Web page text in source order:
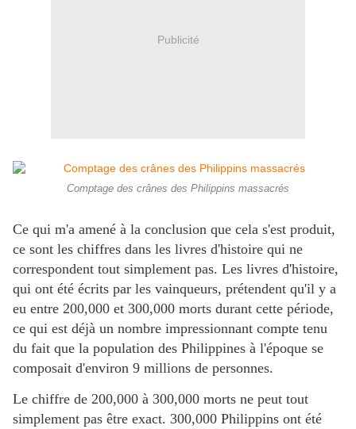
Publicité
Comptage des crânes des Philippins massacrés
Ce qui m'a amené à la conclusion que cela s'est produit,
ce sont les chiffres dans les livres d'histoire qui ne
correspondent tout simplement pas. Les livres d'histoire,
qui ont été écrits par les vainqueurs, prétendent qu'il y a
eu entre 200,000 et 300,000 morts durant cette période,
ce qui est déjà un nombre impressionnant compte tenu
du fait que la population des Philippines à l'époque se
composait d'environ 9 millions de personnes.
Le chiffre de 200,000 à 300,000 morts ne peut tout
simplement pas être exact. 300,000 Philippins ont été